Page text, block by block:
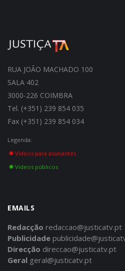
RUA JOÃO MACHADO 100
SALA 402
3000-226 COIMBRA
Tel. (+351) 239 854 035
Fax (+351) 239 854 034
Legenda:
Vídeos para assinantes
Vídeos públicos
EMAILS
Redacção redaccao@justicatv.pt
Publicidade
Direcção direccao@justicatv.pt
Geral geral@justicatv.pt